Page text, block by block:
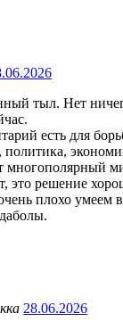
тыл. Нет
есть для
многополярный
это решение
плохо умеем
28.06.2026